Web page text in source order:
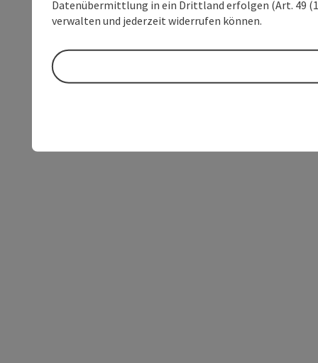
Datenübermittlung in ein Drittland erfolgen (Art. 49
verwalten und jederzeit widerrufen können.